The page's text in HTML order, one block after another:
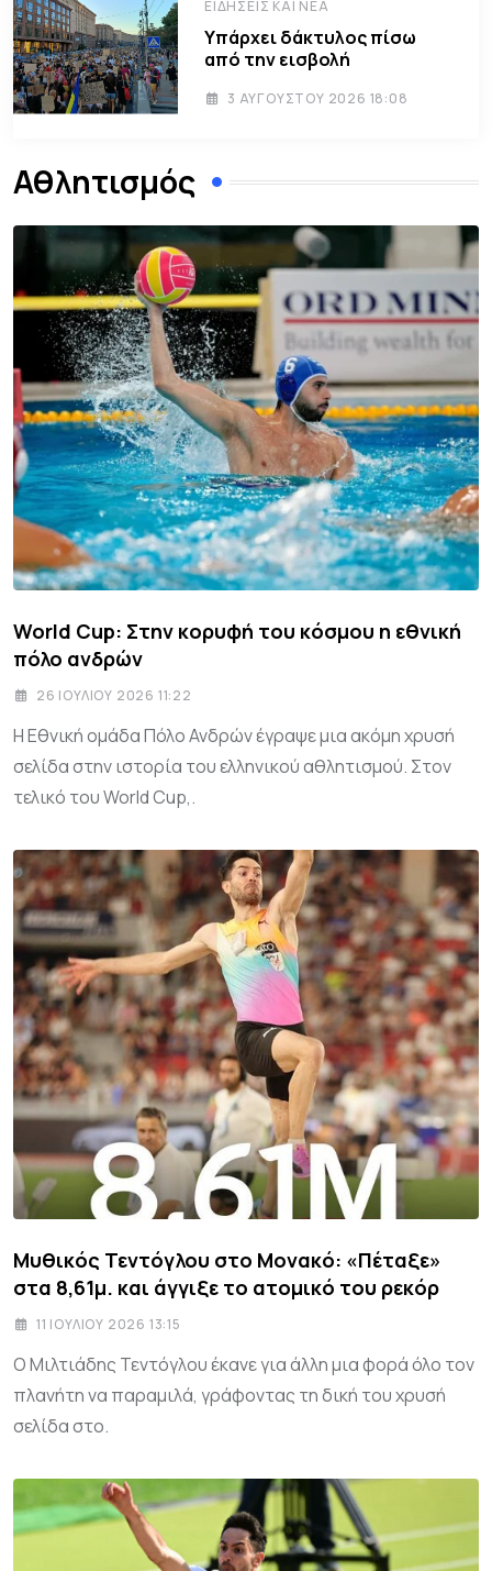
ΕΙΔΉΣΕΙΣ ΚΑΙ ΝΈΑ
Υπάρχει δάκτυλος πίσω
από την εισβολή
3 ΑΥΓΟΎΣΤΟΥ 2026 18:08
Αθλητισμός
World Cup: Στην κορυφή του κόσμου η εθνική
πόλο ανδρών
26 ΙΟΥΛΊΟΥ 2026 11:22
Η Εθνική ομάδα Πόλο Ανδρών έγραψε μια ακόμη χρυσή
σελίδα στην ιστορία του ελληνικού αθλητισμού. Στον
τελικό του World Cup,.
Μυθικός Τεντόγλου στο Μονακό: «Πέταξε»
στα 8,61μ. και άγγιξε το ατομικό του ρεκόρ
11 ΙΟΥΛΊΟΥ 2026 13:15
Ο Μιλτιάδης Τεντόγλου έκανε για άλλη μια φορά όλο τον
πλανήτη να παραμιλά, γράφοντας τη δική του χρυσή
σελίδα στο.